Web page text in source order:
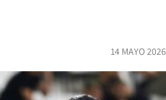
14 MAYO 2026